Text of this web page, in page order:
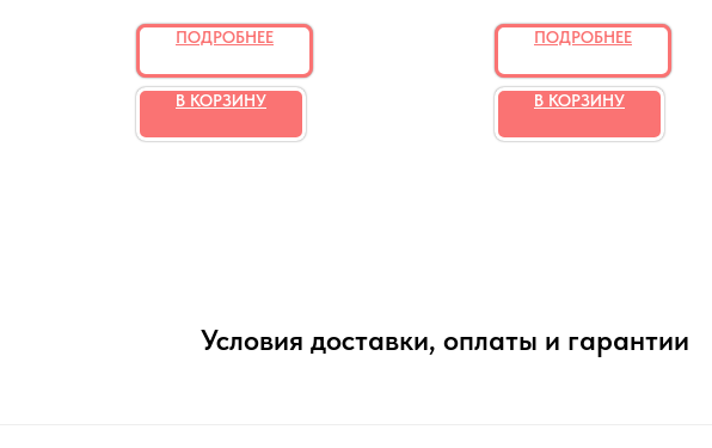
ПОДРОБНЕЕ
В КОРЗИНУ
ПОДРОБНЕЕ
В КОРЗИНУ
Условия доставки, оплаты и гарантии